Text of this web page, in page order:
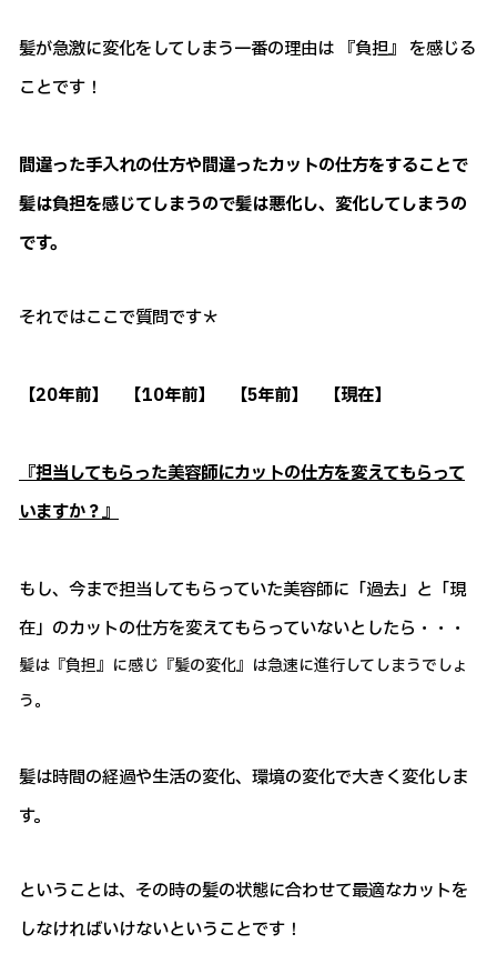
髪が急激に変化をしてしまう一番の理由は 『負担』 を感じる
ことです！
間違った手入れの仕方や間違ったカットの仕方をすることで
髪は負担を感じてしまうので髪は悪化し、変化してしまうの
です。
それではここで質問です＊
【20年前】 【10年前】 【5年前】 【現在】
『担当してもらった美容師にカットの仕方を変えてもらって
いますか？』
もし、今まで担当してもらっていた美容師に「過去」と「現
在」のカットの仕方を変えてもらっていないとしたら・・・
髪は『負担』に感じ『髪の変化』は急速に進行してしまうでしょ
う。
髪は時間の経過や生活の変化、環境の変化で大きく変化しま
す。
ということは、その時の髪の状態に合わせて最適なカットを
しなければいけないということです！